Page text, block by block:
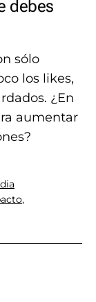
debes
sólo
los likes,
¿En
aumentar
,